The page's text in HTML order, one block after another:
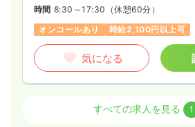
時間 8:30～17:30 （休憩60分）
オンコールあり
時給2,100円以上可
気になる
正看護師 / 管理職
すべての求人を見る 1